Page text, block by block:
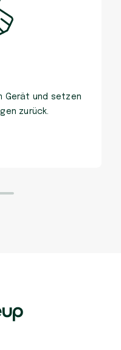
Gerät und setzen
zurück.